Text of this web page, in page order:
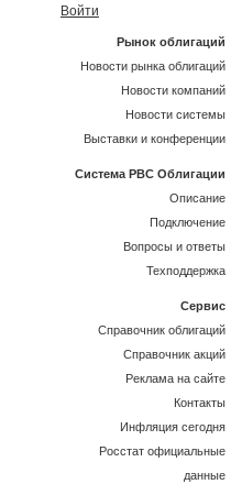
Войти
Рынок облигаций
Новости рынка облигаций
Новости компаний
Новости системы
Выставки и конференции
Система РВС Облигации
Описание
Подключение
Вопросы и ответы
Техподдержка
Сервис
Справочник облигаций
Справочник акций
Реклама на сайте
Контакты
Инфляция сегодня
Росстат официальные
данные